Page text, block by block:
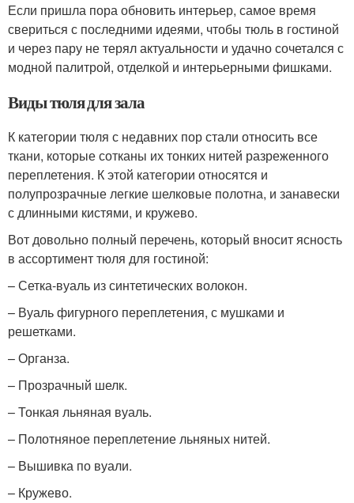
Если пришла пора обновить интерьер, самое время
свериться с последними идеями, чтобы тюль в гостиной
и через пару не терял актуальности и удачно сочетался с
модной палитрой, отделкой и интерьерными фишками.
Виды тюля для зала
К категории тюля с недавних пор стали относить все
ткани, которые сотканы их тонких нитей разреженного
переплетения. К этой категории относятся и
полупрозрачные легкие шелковые полотна, и занавески
с длинными кистями, и кружево.
Вот довольно полный перечень, который вносит ясность
в ассортимент тюля для гостиной:
– Сетка-вуаль из синтетических волокон.
– Вуаль фигурного переплетения, с мушками и
решетками.
– Органза.
– Прозрачный шелк.
– Тонкая льняная вуаль.
– Полотняное переплетение льняных нитей.
– Вышивка по вуали.
– Кружево.